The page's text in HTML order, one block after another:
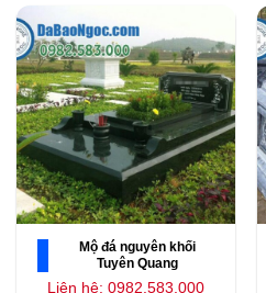
Mộ đá nguyên khối
Tuyên Quang
Liên hệ: 0982.583.000